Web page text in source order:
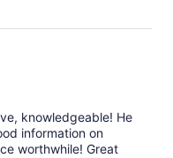
knowledgeable! He
information on
worthwhile! Great